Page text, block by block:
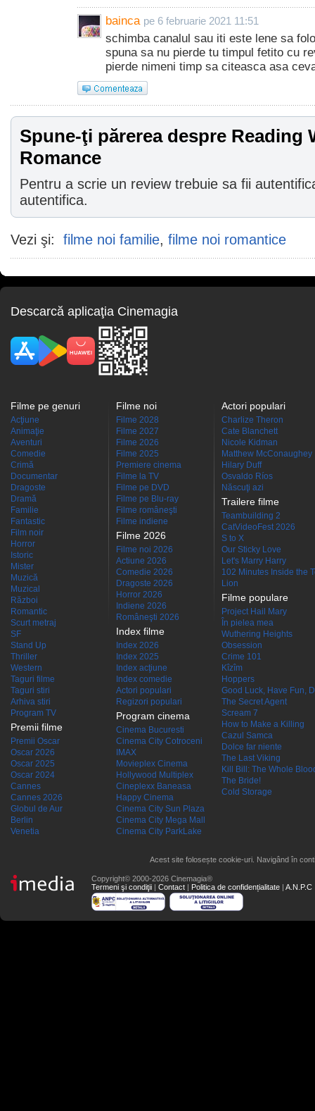
bainca pe 6 februarie 2021 11:51
schimba canalul sau iti este lene sa
spuna sa nu pierde tu timpul fetito cu
pierde nimeni timp sa citeasca asa
Spune-ţi părerea despre Reading
Romance
Pentru a scrie un review trebuie sa fii
autentifica.
Vezi şi: filme noi familie, filme noi romantice
Descarcă aplicaţia Cinemagia
Filme pe genuri
Acţiune
Animaţie
Aventuri
Comedie
Crimă
Documentar
Dragoste
Dramă
Familie
Fantastic
Film noir
Horror
Istoric
Mister
Muzică
Muzical
Război
Romantic
Scurt metraj
SF
Stand Up
Thriller
Western
Taguri filme
Taguri stiri
Arhiva stiri
Program TV
Premii filme
Premii Oscar
Oscar 2026
Oscar 2025
Oscar 2024
Cannes
Cannes 2026
Globul de Aur
Berlin
Venetia
Filme noi
Filme 2028
Filme 2027
Filme 2026
Filme 2025
Premiere cinema
Filme la TV
Filme pe DVD
Filme pe Blu-ray
Filme româneşti
Filme indiene
Filme 2026
Filme noi 2026
Actiune 2026
Comedie 2026
Dragoste 2026
Horror 2026
Indiene 2026
Româneşti 2026
Index filme
Index 2026
Index 2025
Index acţiune
Index comedie
Actori populari
Regizori populari
Program cinema
Cinema Bucuresti
Cinema City Cotroceni
IMAX
Movieplex Cinema
Hollywood Multiplex
Cineplexx Baneasa
Happy Cinema
Cinema City Sun Plaza
Cinema City Mega Mall
Cinema City ParkLake
Actori populari
Charlize Theron
Cate Blanchett
Nicole Kidman
Matthew McConaughey
Hilary Duff
Osvaldo Ríos
Născuţi azi
Trailere filme
Teambuilding 2
CatVideoFest 2026
S to X
Our Sticky Love
Let's Marry Harry
102 Minutes Inside the
Lion
Filme populare
Project Hail Mary
În pielea mea
Wuthering Heights
Obsession
Crime 101
Kîzîm
Hoppers
Good Luck, Have Fun,
The Secret Agent
Scream 7
How to Make a Killing
Cazul Samca
Dolce far niente
The Last Viking
Kill Bill: The Whole
The Bride!
Cold Storage
Acest site folosește cookie-uri. Navigând în
Copyright© 2000-2026 Cinemagia®
Termeni şi condiţii | Contact | Politica de confidențialitate | A.N.P.C